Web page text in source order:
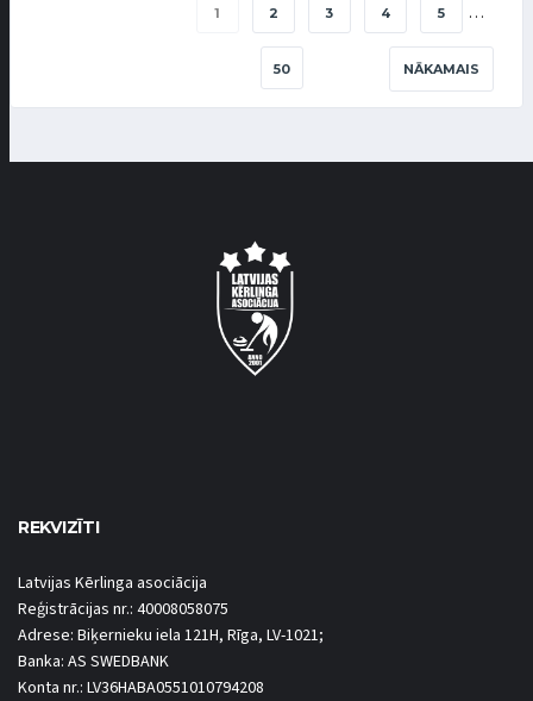
1 2 3 4 5 …
50 NĀKAMAIS
REKVIZĪTI
Latvijas Kērlinga asociācija
Reģistrācijas nr.: 40008058075
Adrese: Biķernieku iela 121H, Rīga, LV-1021;
Banka: AS SWEDBANK
Konta nr.: LV36HABA0551010794208